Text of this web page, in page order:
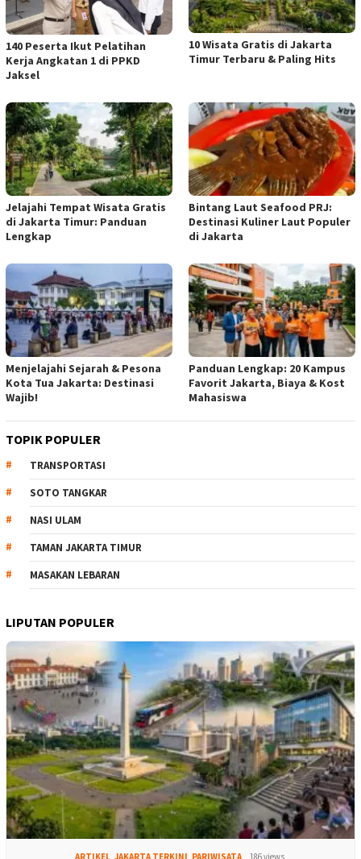
140 Peserta Ikut Pelatihan
Kerja Angkatan 1 di PPKD
Jaksel
10 Wisata Gratis di Jakarta
Timur Terbaru & Paling Hits
Jelajahi Tempat Wisata Gratis
di Jakarta Timur: Panduan
Lengkap
Bintang Laut Seafood PRJ:
Destinasi Kuliner Laut Populer
di Jakarta
Menjelajahi Sejarah & Pesona
Kota Tua Jakarta: Destinasi
Wajib!
Panduan Lengkap: 20 Kampus
Favorit Jakarta, Biaya & Kost
Mahasiswa
TOPIK POPULER
TRANSPORTASI
SOTO TANGKAR
NASI ULAM
TAMAN JAKARTA TIMUR
MASAKAN LEBARAN
LIPUTAN POPULER